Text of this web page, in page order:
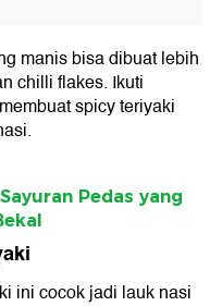
manis bisa dibuat lebih
chilli flakes. Ikuti
spicy teriyaki
Pedas yang
ini cocok jadi lauk nasi